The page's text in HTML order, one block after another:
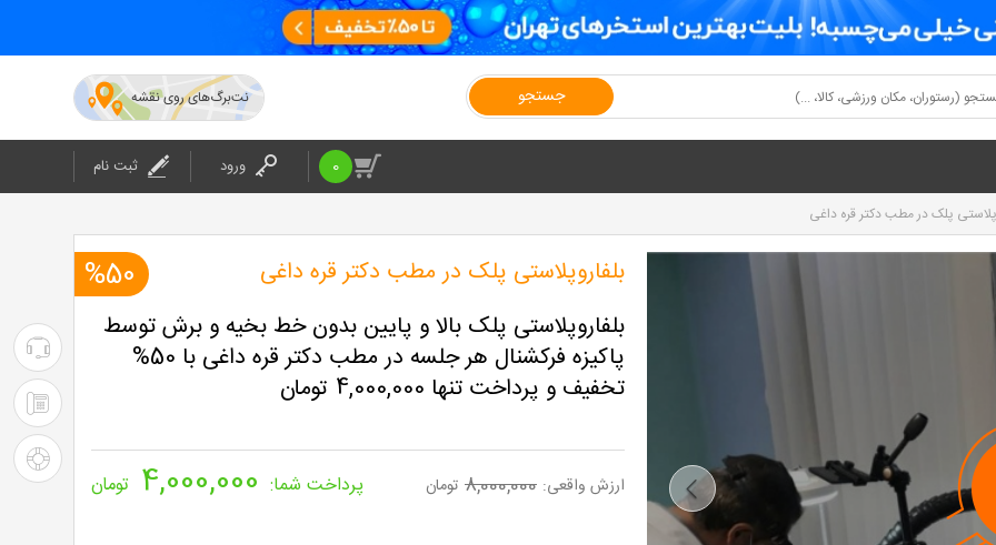
جستجو نت‌برگ‌های روی نقشه
0 ورود ثبت نام
پلک در مطب دکتر قره داغی
Previous
%50
بلفاروپلاستی پلک در مطب دکتر قره داغی
بلفاروپلاستی پلک بالا و پایین بدون خط بخیه و برش توسط
پاکیزه فرکشنال هر جلسه در مطب دکتر قره داغی با 50%
تخفیف و پرداخت تنها 4,000,000 تومان
ارزش واقعی: 8,000,000 تومان پرداخت شما: 4,000,000 تومان
۰۲۱-۴۲۰۲۴
:
پشتیبانی
۰۲۱-۴۲۰۲۴
: شرکت
راهنمای